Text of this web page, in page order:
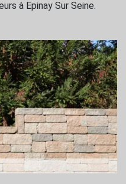
à Epinay Sur Seine.